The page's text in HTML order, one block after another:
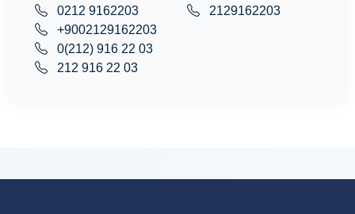
0212 9162203
2129162203
+9002129162203
0(212) 916 22 03
212 916 22 03